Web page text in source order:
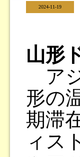
2024-11-19
山形
ア
形の
期滞
ィス